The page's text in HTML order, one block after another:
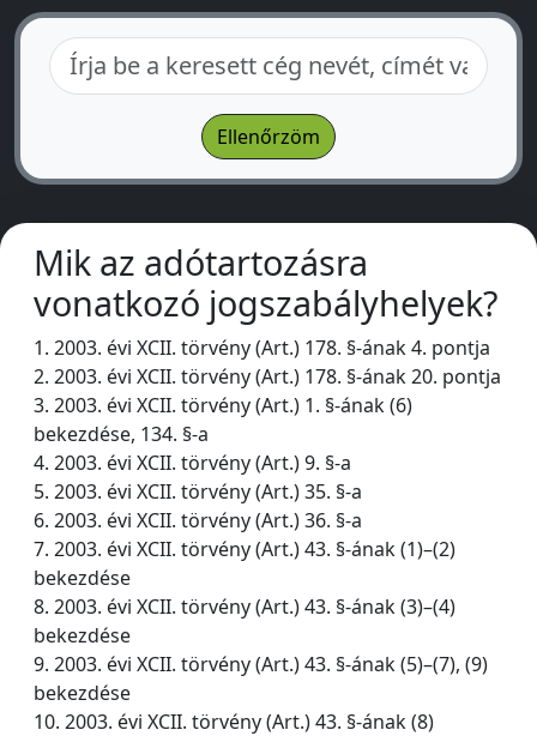
Mik az adótartozásra
vonatkozó jogszabályhelyek?
1. 2003. évi XCII. törvény (Art.) 178. §-ának 4. pontja
2. 2003. évi XCII. törvény (Art.) 178. §-ának 20. pontja
3. 2003. évi XCII. törvény (Art.) 1. §-ának (6)
bekezdése, 134. §-a
4. 2003. évi XCII. törvény (Art.) 9. §-a
5. 2003. évi XCII. törvény (Art.) 35. §-a
6. 2003. évi XCII. törvény (Art.) 36. §-a
7. 2003. évi XCII. törvény (Art.) 43. §-ának (1)–(2)
bekezdése
8. 2003. évi XCII. törvény (Art.) 43. §-ának (3)–(4)
bekezdése
9. 2003. évi XCII. törvény (Art.) 43. §-ának (5)–(7), (9)
bekezdése
10. 2003. évi XCII. törvény (Art.) 43. §-ának (8)